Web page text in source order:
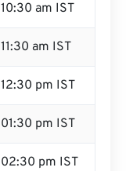
10:30 am IST
11:30 am IST
12:30 pm IST
01:30 pm IST
02:30 pm IST